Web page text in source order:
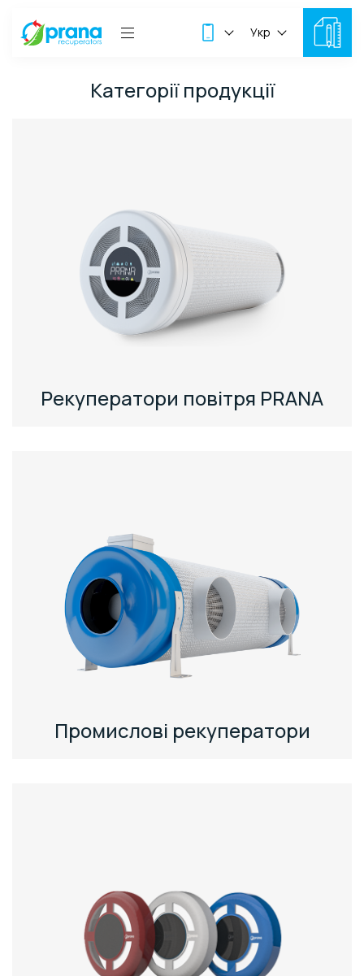
Укр
Категорії продукції
Рекуператори повітря PRANA
Промислові рекуператори